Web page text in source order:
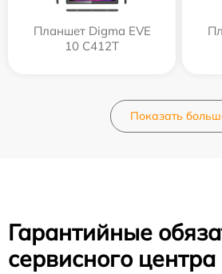
Планшет Digma EVE
10 C412T
Показать
Гарантийные
сервисного